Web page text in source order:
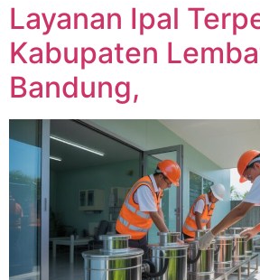
Layanan Ipal
Kabupaten
Bandung,